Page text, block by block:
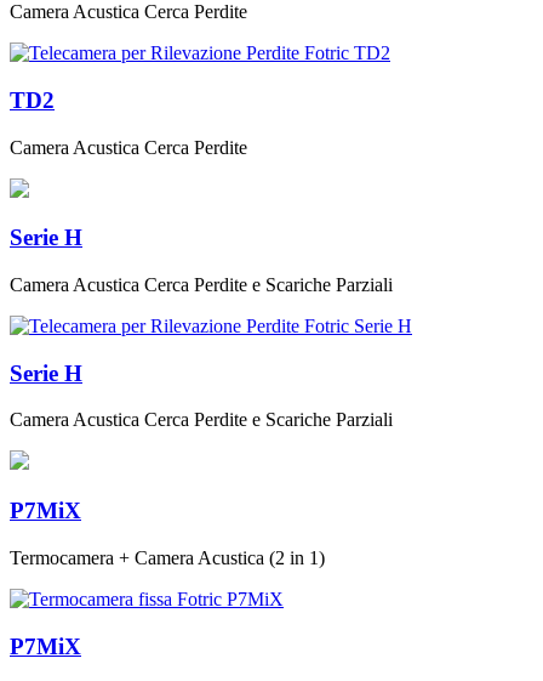
Camera Acustica Cerca Perdite
TD2
Camera Acustica Cerca Perdite
Serie H
Camera Acustica Cerca Perdite e Scariche Parziali
Serie H
Camera Acustica Cerca Perdite e Scariche Parziali
P7MiX
Termocamera + Camera Acustica (2 in 1)
P7MiX